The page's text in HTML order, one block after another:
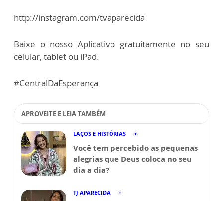
http://instagram.com/tvaparecida
Baixe o nosso Aplicativo gratuitamente no seu
celular, tablet ou iPad.
#CentralDaEsperança
APROVEITE E LEIA TAMBÉM
LAÇOS E HISTÓRIAS
Você tem percebido as pequenas
alegrias que Deus coloca no seu
dia a dia?
TJ APARECIDA